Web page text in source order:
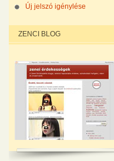
Új jelszó igénylése
ZENCI BLOG